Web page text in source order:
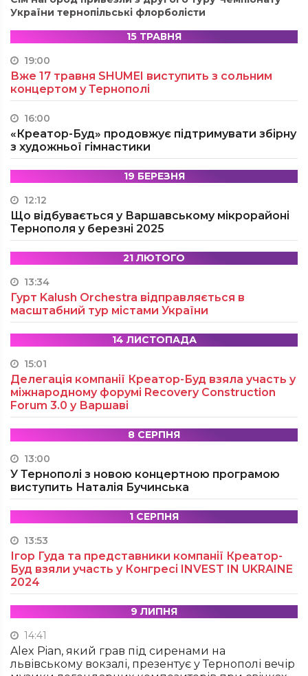
України тернопільські флорболісти
15 ТРАВНЯ
19:00
Вже 17 травня SHUMEI виступить з сольним
концертом у Тернополі
16:00
«Креатор-Буд» продовжує підтримувати збірну
з художньої гімнастики
19 БЕРЕЗНЯ
12:12
Що відбувається у Варшавському мікрорайоні
Тернополя у березні 2025
21 ЛЮТОГО
13:34
Гурт Kalush Orchestra відправляється в
масштабний тур містами України
14 ЛИСТОПАДА
15:01
Делегація компанії Креатор-Буд взяла участь у
міжнародному форумі Recovery Construction
Forum 3.0 у Варшаві
8 СЕРПНЯ
13:00
У Тернополі з новою концертною програмою
виступить Наталія Бучинська
1 СЕРПНЯ
13:53
Ігор Гуда та представники компанії Креатор-
Буд взяли участь у Конгресі INVEST IN UKRAINE
2024
9 ЛИПНЯ
14:41
Alex Pian, який грав під сиренами на
львівському вокзалі, презентує у Тернополі вечір